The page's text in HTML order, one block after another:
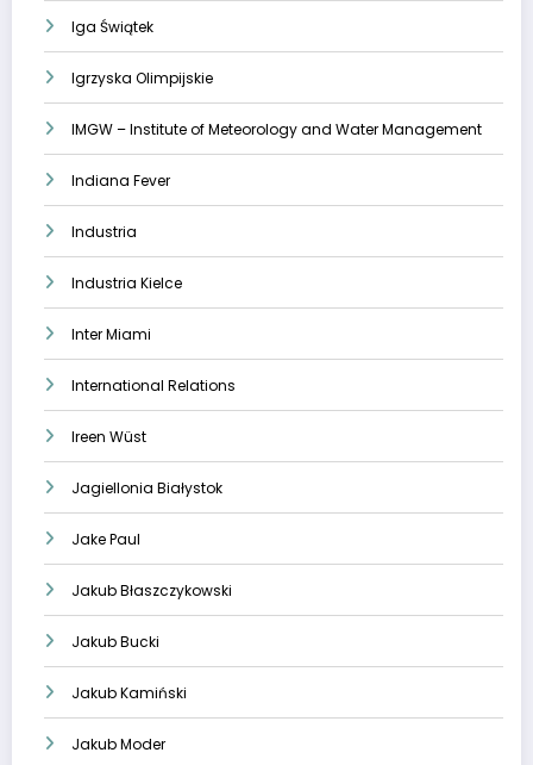
Iga Świątek
Igrzyska Olimpijskie
IMGW – Institute of Meteorology and Water Management
Indiana Fever
Industria
Industria Kielce
Inter Miami
International Relations
Ireen Wüst
Jagiellonia Białystok
Jake Paul
Jakub Błaszczykowski
Jakub Bucki
Jakub Kamiński
Jakub Moder